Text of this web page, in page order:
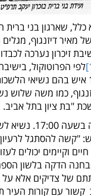
כלל, שארגון בני ברית
מאיר דיזנגוף, מגלים
זיכרון נערכה
לפי הפרוטוקול,
השתתפו כ-100 איש בהם נשיאי
כמו משה שלוש
"בת ציון בתל אביב.
הישיבה נפתחה
"קשה להסתגל לרעיון
וקיימים יכולים
הדקה בלשון
של צדיקים אלא
קשור עם קורות